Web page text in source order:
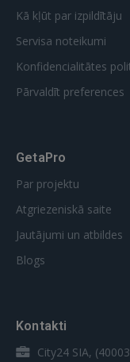
Kā kļūt par izpildītāju
Servisa noteikumi
Konfidencialitātes
Pārvaldīt preferences
GetaPro
Par projektu
Atgriezeniskā saite
Jautājumi un atbildes
Blogs
Kontakti
City24 SIA,